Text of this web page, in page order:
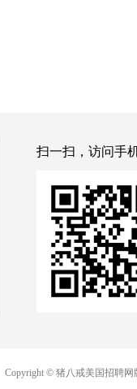
扫一扫，访问手
Copyright © 猪八戒美国招聘网